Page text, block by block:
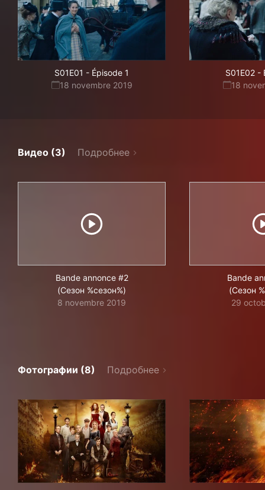
S01E01 - Épisode 1
18 novembre 2019
S01E02 -
18
Видео (3) Подробнее
Bande annonce #2
(Сезон %сезон%)
8 novembre 2019
Bande
(Сезон
29
Фотографии (8) Подробнее